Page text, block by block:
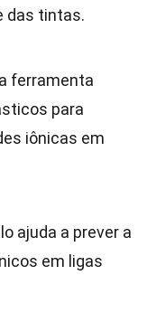
das tintas.
ferramenta
para
iônicas em
ajuda a prever a
em ligas